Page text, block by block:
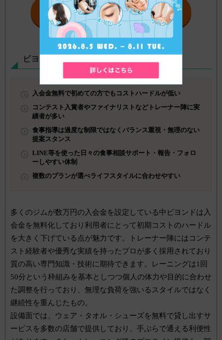
公式サイトはこちら
ビヨンドのおすすめポイント
入会金無料で初めての方でもコストハードルが低い
コンテスト入賞者やファイナリストなどトレーナー陣に実
績者が多い
食事指導は過度な制限ではなくバランス重視・無理のない
提案スタンス
LINE等を使った日々の食事相談サポート・報告・フォロ
ーしやすい体制
複数のプランが選べライフスタイルに合わせやすい
多くのジムが数万円の入会金を設定している中ビヨンドは入
会金を無料化しており利用者にとって初期コストのハードル
を大きく下げている点が魅力です。トレーナー陣にはコンテ
スト経験者や優秀な実績を持ったプロが多く採用されており
質の高い専門知識・技術に期待できます。レーニングは1回
50分という枠組みを基本としつつ個人の体力や目的に合わせ
た調整を行っており、無理な負荷を強いるスタイルではなく
継続性を重んじたもの。
設備面では、ウェア・タオル・シューズを無料で貸し出すサ
ービスを多数の店舗で提供しており、手ぶらで通える利便性